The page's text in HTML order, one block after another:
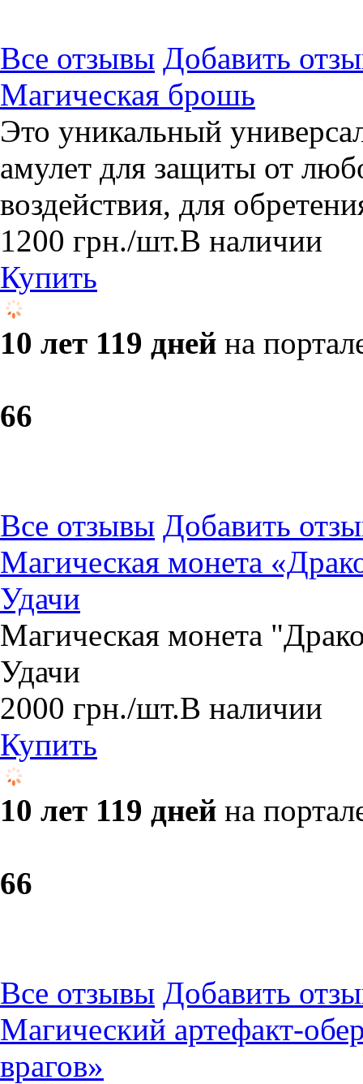
Все отзывы Добавить
Магическая брошь
Это уникальный
амулет для защиты от
воздействия, для
1200 грн./шт.В наличии
Купить
10 лет 119 дней на
66
Все отзывы Добавить
Магическая монета
Удачи
Магическая монета
Удачи
2000 грн./шт.В наличии
Купить
10 лет 119 дней на
66
Все отзывы Добавить
Магический артефакт-
врагов»